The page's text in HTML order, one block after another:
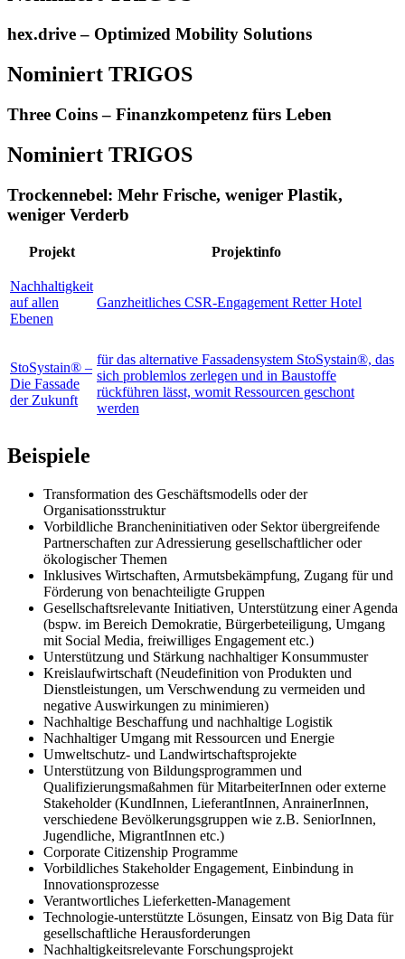
hex.drive – Optimized Mobility Solutions
Nominiert TRIGOS
Three Coins – Finanzkompetenz fürs Leben
Nominiert TRIGOS
Trockennebel: Mehr Frische, weniger Plastik,
weniger Verderb
Projekt Projektinfo
Nachhaltigkeit
auf allen
Ebenen
Ganzheitliches CSR-Engagement Retter Hotel
StoSystain® –
Die Fassade
der Zukunft
für das alternative Fassadensystem StoSystain®, das
sich problemlos zerlegen und in Baustoffe
rückführen lässt, womit Ressourcen geschont
werden
Beispiele
Transformation des Geschäftsmodells oder der
Organisationsstruktur
Vorbildliche Brancheninitiativen oder Sektor übergreifende
Partnerschaften zur Adressierung gesellschaftlicher oder
ökologischer Themen
Inklusives Wirtschaften, Armutsbekämpfung, Zugang für und
Förderung von benachteiligte Gruppen
Gesellschaftsrelevante Initiativen, Unterstützung einer Agenda
(bspw. im Bereich Demokratie, Bürgerbeteiligung, Umgang
mit Social Media, freiwilliges Engagement etc.)
Unterstützung und Stärkung nachhaltiger Konsummuster
Kreislaufwirtschaft (Neudefinition von Produkten und
Dienstleistungen, um Verschwendung zu vermeiden und
negative Auswirkungen zu minimieren)
Nachhaltige Beschaffung und nachhaltige Logistik
Nachhaltiger Umgang mit Ressourcen und Energie
Umweltschutz- und Landwirtschaftsprojekte
Unterstützung von Bildungsprogrammen und
Qualifizierungsmaßahmen für MitarbeiterInnen oder externe
Stakeholder (KundInnen, LieferantInnen, AnrainerInnen,
verschiedene Bevölkerungsgruppen wie z.B. SeniorInnen,
Jugendliche, MigrantInnen etc.)
Corporate Citizenship Programme
Vorbildliches Stakeholder Engagement, Einbindung in
Innovationsprozesse
Verantwortliches Lieferketten-Management
Technologie-unterstützte Lösungen, Einsatz von Big Data für
gesellschaftliche Herausforderungen
Nachhaltigkeitsrelevante Forschungsprojekt